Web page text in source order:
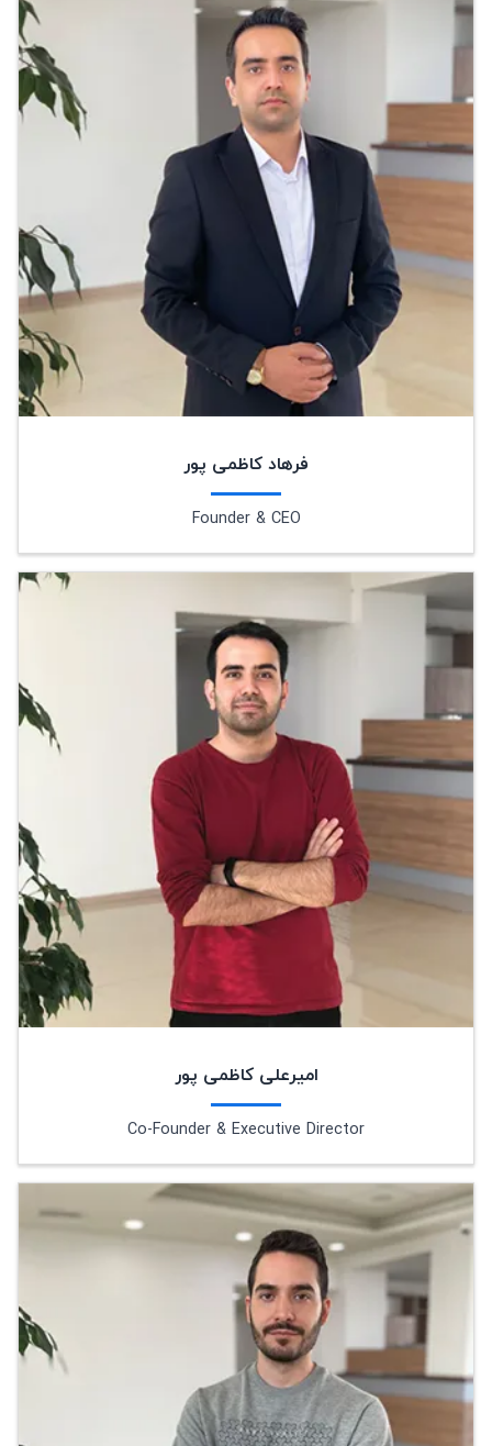
فرهاد کاظمی پور
Founder & CEO
امیرعلی کاظمی پور
Co-Founder & Executive Director